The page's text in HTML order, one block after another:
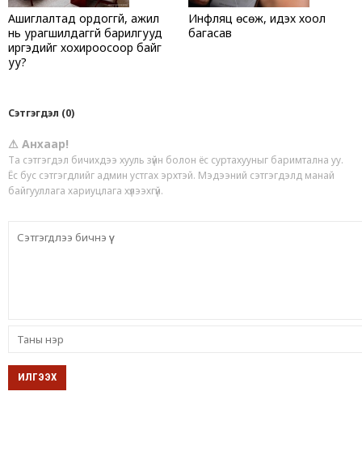
Ашиглалтад ордоггүй, ажил
нь урагшилдаггүй барилгууд
иргэдийг хохироосоор байг
уу?
Инфляц өсөж, идэх хоол
багасав
Сэтгэгдэл (0)
⚠ Анхаар!
Та сэтгэгдэл бичихдээ хууль зүйн болон ёс суртахууныг баримтална уу.
Ёс бус сэтгэгдлийг админ устгах эрхтэй. Мэдээний сэтгэгдэлд манай
байгууллага хариуцлага хүлээхгүй.